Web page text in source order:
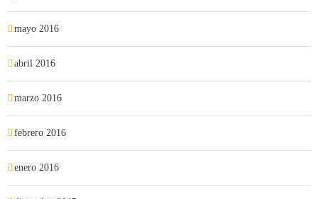
mayo 2016
abril 2016
marzo 2016
febrero 2016
enero 2016